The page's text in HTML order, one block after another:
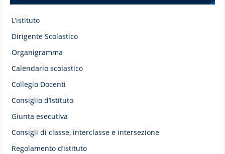
L’istituto
Dirigente Scolastico
Organigramma
Calendario scolastico
Collegio Docenti
Consiglio d’Istituto
Giunta esecutiva
Consigli di classe, interclasse e intersezione
Regolamento d’istituto